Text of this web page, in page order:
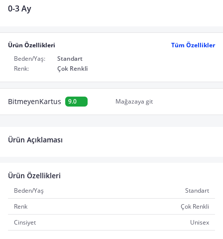
0-3 Ay
Ürün Özellikleri
Tüm Özellikler
Beden/Yaş:
Standart
Renk:
Çok Renkli
BitmeyenKartus 9.0 Mağazaya git
Ürün Açıklaması
Ürün Özellikleri
Beden/Yaş
Standart
Renk
Çok Renkli
Cinsiyet
Unisex